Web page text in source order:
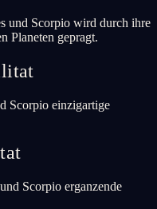
und Scorpio wird durch ihre
Planeten gepragt.
Scorpio einzigartige
Scorpio erganzende